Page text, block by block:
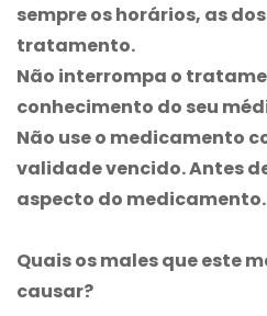
sempre os horários, as
tratamento.
Não interrompa o
conhecimento do seu
Não use o medicamento
validade vencido. Antes
aspecto do medicamento.
Quais os males que este
causar?